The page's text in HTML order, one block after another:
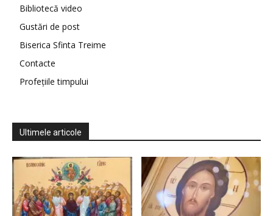
Bibliotecă video
Gustări de post
Biserica Sfinta Treime
Contacte
Profețiile timpului
Ultimele articole